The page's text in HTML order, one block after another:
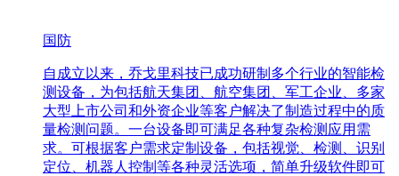
国防
自成立以来，乔戈里科技已成功研制多个行业的智能检
测设备，为包括航天集团、航空集团、军工企业、多家
大型上市公司和外资企业等客户解决了制造过程中的质
量检测问题。一台设备即可满足各种复杂检测应用需
求。可根据客户需求定制设备，包括视觉、检测、识别
定位、机器人控制等各种灵活选项，简单升级软件即可